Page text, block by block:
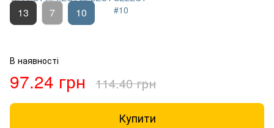
13 7 10
В наявності
97.24 грн 114.40 грн
Купити